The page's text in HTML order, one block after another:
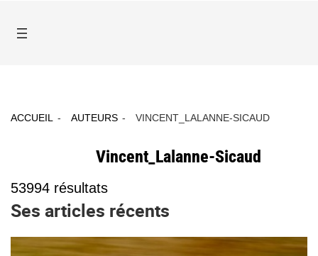
ACCUEIL AUTEURS VINCENT_LALANNE-SICAUD
Vincent_Lalanne-Sicaud
53994 résultats
Ses articles récents